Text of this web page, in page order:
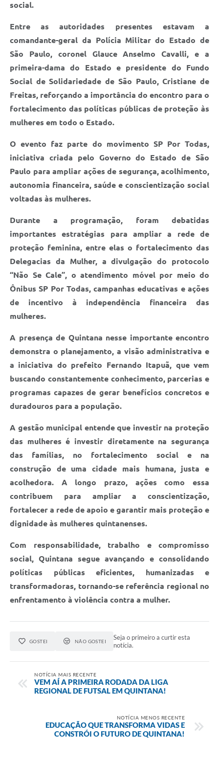
social.
Entre as autoridades presentes estavam a
comandante-geral da Polícia Militar do Estado de
São Paulo, coronel Glauce Anselmo Cavalli, e a
primeira-dama do Estado e presidente do Fundo
Social de Solidariedade de São Paulo, Cristiane de
Freitas, reforçando a importância do encontro para o
fortalecimento das políticas públicas de proteção às
mulheres em todo o Estado.
O evento faz parte do movimento SP Por Todas,
iniciativa criada pelo Governo do Estado de São
Paulo para ampliar ações de segurança, acolhimento,
autonomia financeira, saúde e conscientização social
voltadas às mulheres.
Durante a programação, foram debatidas
importantes estratégias para ampliar a rede de
proteção feminina, entre elas o fortalecimento das
Delegacias da Mulher, a divulgação do protocolo
“Não Se Cale”, o atendimento móvel por meio do
Ônibus SP Por Todas, campanhas educativas e ações
de incentivo à independência financeira das
mulheres.
A presença de Quintana nesse importante encontro
demonstra o planejamento, a visão administrativa e
a iniciativa do prefeito Fernando Itapuã, que vem
buscando constantemente conhecimento, parcerias e
programas capazes de gerar benefícios concretos e
duradouros para a população.
A gestão municipal entende que investir na proteção
das mulheres é investir diretamente na segurança
das famílias, no fortalecimento social e na
construção de uma cidade mais humana, justa e
acolhedora. A longo prazo, ações como essa
contribuem para ampliar a conscientização,
fortalecer a rede de apoio e garantir mais proteção e
dignidade às mulheres quintanenses.
Com responsabilidade, trabalho e compromisso
social, Quintana segue avançando e consolidando
políticas públicas eficientes, humanizadas e
transformadoras, tornando-se referência regional no
enfrentamento à violência contra a mulher.
GOSTEI NÃO GOSTEI
Seja o primeiro a curtir esta
notícia.
NOTÍCIA MAIS RECENTE
VEM AÍ A PRIMEIRA RODADA DA LIGA
REGIONAL DE FUTSAL EM QUINTANA!
NOTÍCIA MENOS RECENTE
EDUCAÇÃO QUE TRANSFORMA VIDAS E
CONSTRÓI O FUTURO DE QUINTANA!